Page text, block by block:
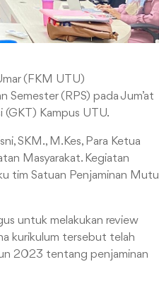
(FKM UTU)
Semester (RPS) pada Jum’at
Kampus UTU.
SKM., M.Kes, Para Ketua
Masyarakat. Kegiatan
tim Satuan Penjaminan Mutu
untuk melakukan review
kurikulum tersebut telah
2023 tentang penjaminan